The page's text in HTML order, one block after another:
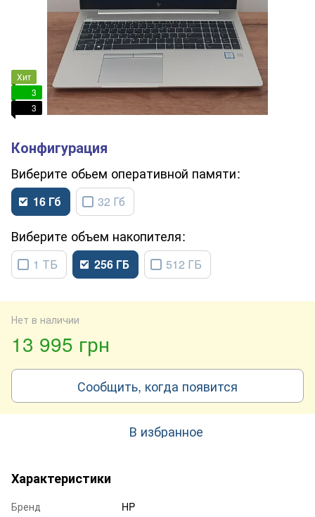
Хит
3
3
обьем оперативной памяти
16 Гб 32 Гб
объем накопителя
1 ТБ 256 ГБ 512 ГБ
Нет в наличии
13 995 грн
Сообщить, когда появится
В избранное
Характеристики
Бренд
HP